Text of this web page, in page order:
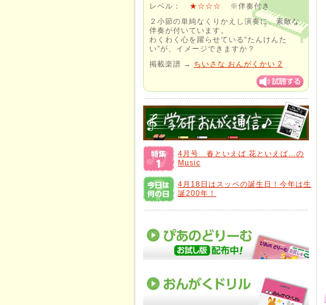
レベル： ★☆☆☆
※伴奏付き
２小節の単純なくりかえし演奏に、素敵な
伴奏が付いています。
わくわく心を躍らせている“たんけんた
い”が、イメージできますか？
掲載楽譜 → ちいさな おんがくかい 2
4月号 春といえば 花といえば…の
Music
4月18日はスッペの誕生日！今年は生
誕200年！